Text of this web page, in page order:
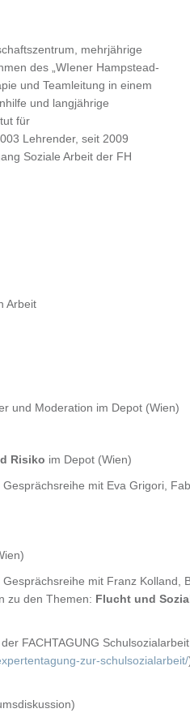
mehrjährige
des „WIener Hampstead-
und Teamleitung in einem
und langjährige
für
Lehrender, seit 2009
Soziale Arbeit der FH
Arbeit
und Moderation im Depot (Wien)
Risiko im Depot (Wien)
mit Eva Grigori,
mit Franz Kolland,
zu den Themen: Flucht und
FACHTAGUNG
zur-schulsozialarbeit/